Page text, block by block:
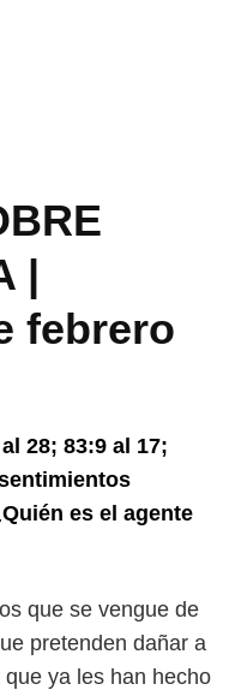
|
febrero
28; 83:9 al 17;
es el agente
que se vengue de
pretenden dañar a
ya les han hecho